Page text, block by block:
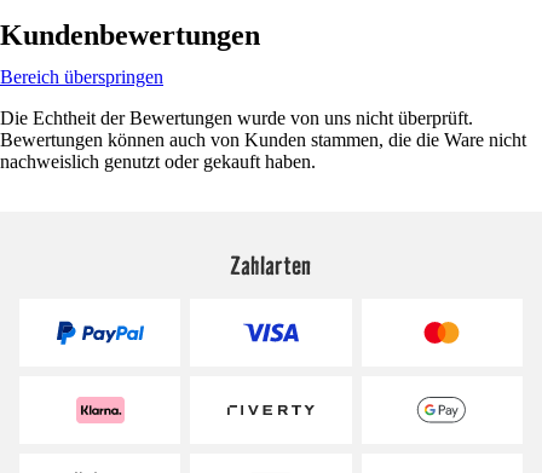
Kundenbewertungen
Bereich überspringen
Die Echtheit der Bewertungen wurde von uns nicht überprüft.
Bewertungen können auch von Kunden stammen, die die Ware nicht
nachweislich genutzt oder gekauft haben.
Zahlarten